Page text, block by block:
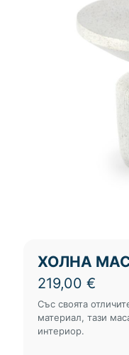
ХОЛНА
219,00 €
Със своята
материал, тази
интериор.